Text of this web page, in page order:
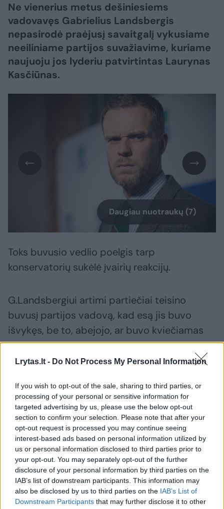
Lrytas.lt - Do Not Process My Personal Information
If you wish to opt-out of the sale, sharing to third parties, or
processing of your personal or sensitive information for
targeted advertising by us, please use the below opt-out
section to confirm your selection. Please note that after your
opt-out request is processed you may continue seeing
interest-based ads based on personal information utilized by
us or personal information disclosed to third parties prior to
your opt-out. You may separately opt-out of the further
disclosure of your personal information by third parties on the
IAB’s list of downstream participants. This information may
also be disclosed by us to third parties on the IAB’s List of
Downstream Participants that may further disclose it to other
Ne vienerius metus dešiniesiems
vadovavęs Gabrielius Landsbergis
nepasirodė praėjusį savaitgalį vykusiame
neeiliniame partijos suvažiavime, kuriame
naujuoju jos lyderiu patvirtintas Laurynas
Kasčiūnas.
Daugiau nuotraukų (7)
Toks buvusio vedlio poelgis tarp
konservatorių sukėlė įvairių reakcijų.
G.Landsbergiui artimi partiečiai teisino
buvusį partijos vadovą, kad esą jis buvo
išvykęs, be to, abejojo, ar buvo kviečiamas
kalbėti renginyje, todėl esą natūralu, kad pats
nesiveržė į sceną.
Kiti stebėjosi, kad G.Landsbergis, skirtingai
nei jo senelis Vytautas Landsbergis, kuris į
suvažiavimo dalyvius kreipėsi vaizdo įrašu,
neatsiuntė jokio pasveikinimo bendruomenei
ir jos naujajam lyderiui.
„Atėjo, pasinaudojo ir išėjo“, – po
suvažiavimo praėjus kelioms dienoms vis dar